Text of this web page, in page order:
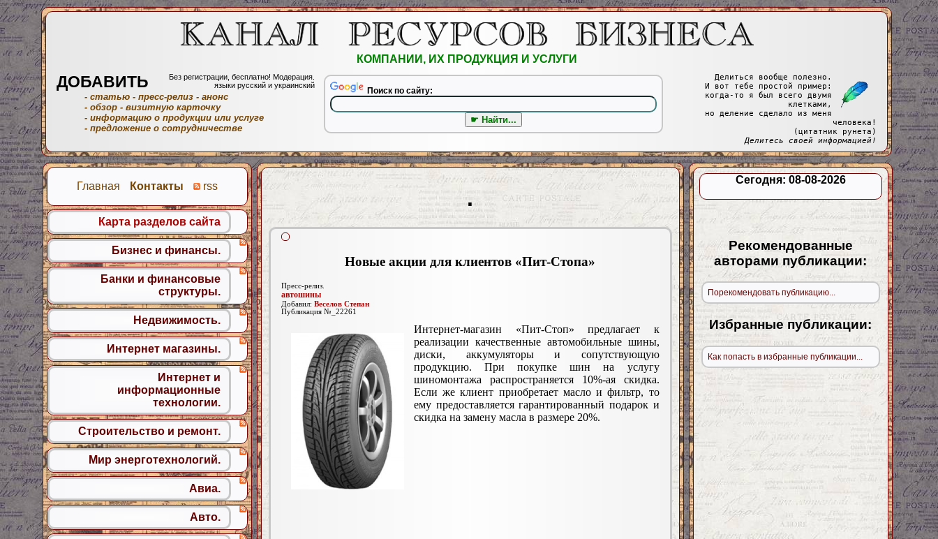
.
Новые акции для клиентов «Пит-Стопа»
Пресс-релиз.
автошины
Добавил: Веселов Степан
Публикация №_22261
Интернет-магазин «Пит-Стоп» предлагает к
реализации качественные автомобильные шины,
диски, аккумуляторы и сопутствующую
продукцию. При покупке шин на услугу
шиномонтажа распространяется 10%-ая скидка.
Если же клиент приобретает масло и фильтр, то
ему предоставляется гарантированный подарок и
скидка на замену масла в размере 20%.
Сегодня: 08-08-2026
Рекомендованные
авторами публикации:
Порекомендовать публикацию...
Избранные публикации:
Как попасть в избранные публикации...
Главная Контакты rss
Карта разделов сайта
Бизнес и финансы.
Банки и финансовые
структуры.
Недвижимость.
Интернет магазины.
Интернет и
информационные
технологии.
Строительство и ремонт.
Мир энерготехнологий.
Авиа.
Авто.
КОМПАНИИ, ИХ ПРОДУКЦИЯ И УСЛУГИ
ДОБАВИТЬ
Без регистрации, бесплатно! Модерация.
языки русский и украинский
- статью - пресс-релиз - анонс
- обзор - визитную карточку
- информацию о продукции или услуге
- предложение о сотрудничестве
Поиск по сайту:
Делиться вообще полезно.
И вот тебе простой пример:
когда-то я был всего двумя
клетками,
но деление сделало из меня
человека!
(цитатник рунета)
Делитесь своей информацией!